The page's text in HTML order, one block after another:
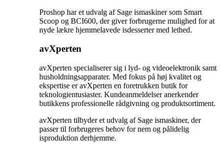
Proshop har et udvalg af Sage ismaskiner som Smart
Scoop og BCI600, der giver forbrugerne mulighed for at
nyde lækre hjemmelavede isdesserter med lethed.
avXperten
avXperten specialiserer sig i lyd- og videoelektronik samt
husholdningsapparater. Med fokus på høj kvalitet og
ekspertise er avXperten en foretrukken butik for
teknologientusiaster. Kundeanmeldelser anerkender
butikkens professionelle rådgivning og produktsortiment.
avXperten tilbyder et udvalg af Sage ismaskiner, der
passer til forbrugeres behov for nem og pålidelig
isproduktion derhjemme.